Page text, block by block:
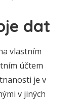
dat
vlastním
účtem
je v
v jiných